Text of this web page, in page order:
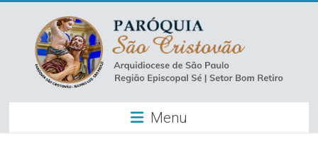
content
Paróquia
São
Menu